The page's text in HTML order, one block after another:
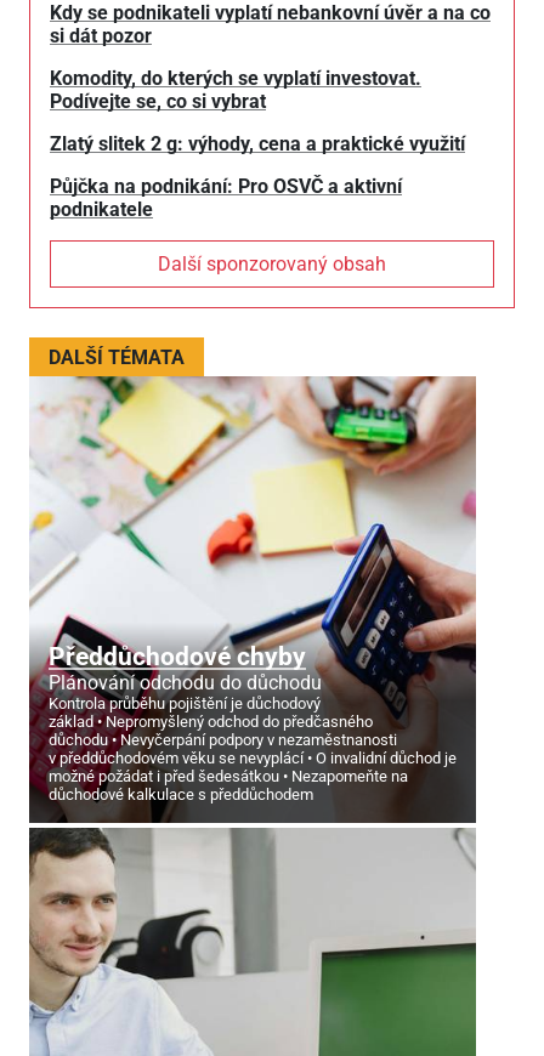
Kdy se podnikateli vyplatí nebankovní úvěr a na co
si dát pozor
Komodity, do kterých se vyplatí investovat.
Podívejte se, co si vybrat
Zlatý slitek 2 g: výhody, cena a praktické využití
Půjčka na podnikání: Pro OSVČ a aktivní
podnikatele
Další sponzorovaný obsah
DALŠÍ TÉMATA
Předdůchodové chyby
Plánování odchodu do důchodu
Kontrola průběhu pojištění je důchodový
základ
Nepromyšlený odchod do předčasného
důchodu
Nevyčerpání podpory v nezaměstnanosti
v předdůchodovém věku se nevyplácí
O invalidní důchod je
možné požádat i před šedesátkou
Nezapomeňte na
důchodové kalkulace s předdůchodem